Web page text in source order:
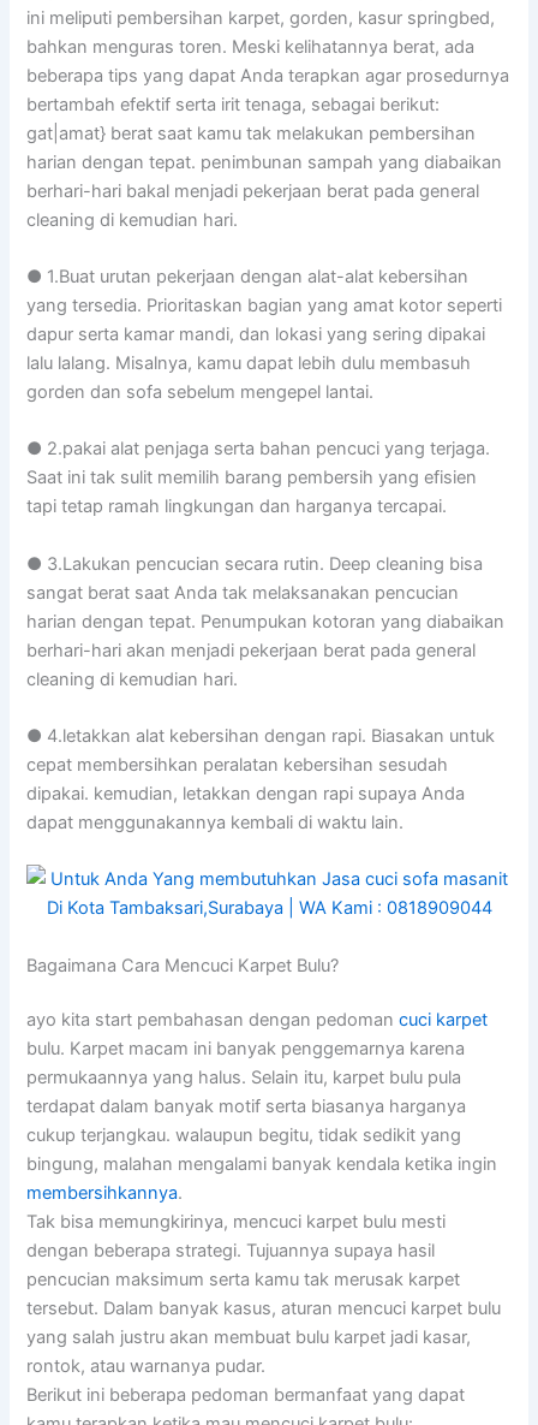
ini meliputi pembersihan karpet, gorden, kasur springbed,
bahkan menguras toren. Meski kelihatannya berat, ada
beberapa tips yang dapat Anda terapkan agar prosedurnya
bertambah efektif serta irit tenaga, sebagai berikut:
gat|amat} berat saat kamu tak melakukan pembersihan
harian dengan tepat. penimbunan sampah yang diabaikan
berhari-hari bakal menjadi pekerjaan berat pada general
cleaning di kemudian hari.
● 1.Buat urutan pekerjaan dengan alat-alat kebersihan
yang tersedia. Prioritaskan bagian yang amat kotor seperti
dapur serta kamar mandi, dan lokasi yang sering dipakai
lalu lalang. Misalnya, kamu dapat lebih dulu membasuh
gorden dan sofa sebelum mengepel lantai.
● 2.pakai alat penjaga serta bahan pencuci yang terjaga.
Saat ini tak sulit memilih barang pembersih yang efisien
tapi tetap ramah lingkungan dan harganya tercapai.
● 3.Lakukan pencucian secara rutin. Deep cleaning bisa
sangat berat saat Anda tak melaksanakan pencucian
harian dengan tepat. Penumpukan kotoran yang diabaikan
berhari-hari akan menjadi pekerjaan berat pada general
cleaning di kemudian hari.
● 4.letakkan alat kebersihan dengan rapi. Biasakan untuk
cepat membersihkan peralatan kebersihan sesudah
dipakai. kemudian, letakkan dengan rapi supaya Anda
dapat menggunakannya kembali di waktu lain.
Bagaimana Cara Mencuci Karpet Bulu?
ayo kita start pembahasan dengan pedomancuci karpet
bulu. Karpet macam ini banyak penggemarnya karena
permukaannya yang halus. Selain itu, karpet bulu pula
terdapat dalam banyak motif serta biasanya harganya
cukup terjangkau. walaupun begitu, tidak sedikit yang
bingung, malahan mengalami banyak kendala ketika ingin
membersihkannya.
Tak bisa memungkirinya, mencuci karpet bulu mesti
dengan beberapa strategi. Tujuannya supaya hasil
pencucian maksimum serta kamu tak merusak karpet
tersebut. Dalam banyak kasus, aturan mencuci karpet bulu
yang salah justru akan membuat bulu karpet jadi kasar,
rontok, atau warnanya pudar.
Berikut ini beberapa pedoman bermanfaat yang dapat